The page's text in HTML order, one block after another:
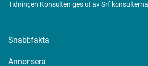
Tidningen Konsulten ges ut av Srf konsulterna
Snabbfakta
Annonsera